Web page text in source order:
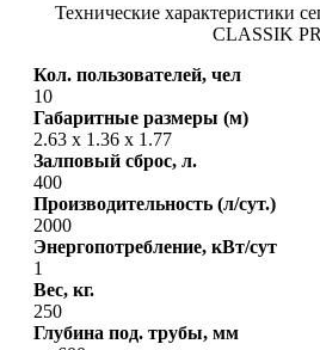
Технические характеристики
CLASSIK PR
Кол. пользователей, чел
10
Габаритные размеры (м)
2.63 х 1.36 х 1.77
Залповый сброс, л.
400
Производительность (л/сут.)
2000
Энергопотребление, кВт/сут
1
Вес, кг.
250
Глубина под. трубы, мм